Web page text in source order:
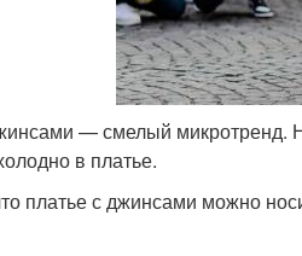
— смелый микротренд.
в платье.
платье с джинсами можно